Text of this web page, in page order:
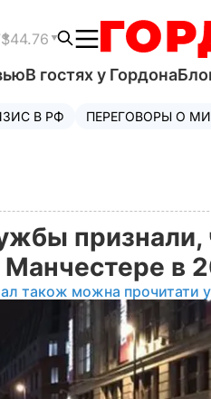
$44.76
В гостях у Гордона
В РФ ПЕРЕГОВОРЫ О
признали,
в
також можна прочитати